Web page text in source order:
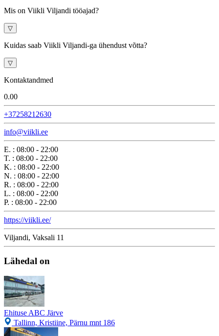
Mis on Viikli Viljandi tööajad?
▽
Kuidas saab Viikli Viljandi-ga ühendust võtta?
▽
Kontaktandmed
0.00
+37258212630
info@viikli.ee
E. : 08:00 - 22:00
T. : 08:00 - 22:00
K. : 08:00 - 22:00
N. : 08:00 - 22:00
R. : 08:00 - 22:00
L. : 08:00 - 22:00
P. : 08:00 - 22:00
https://viikli.ee/
Viljandi, Vaksali 11
Lähedal on
Ehituse ABC Järve
Tallinn, Kristiine, Pärnu mnt 186